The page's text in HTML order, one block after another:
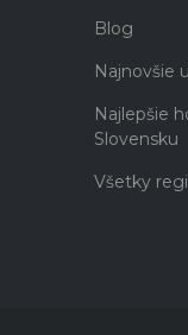
Blog
Najnovšie
Najlepšie
Slovensku
Všetky